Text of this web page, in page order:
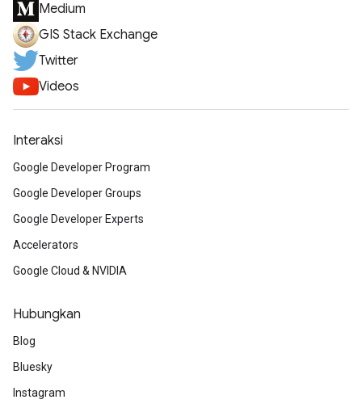
Medium
GIS Stack Exchange
Twitter
Videos
Interaksi
Google Developer Program
Google Developer Groups
Google Developer Experts
Accelerators
Google Cloud & NVIDIA
Hubungkan
Blog
Bluesky
Instagram